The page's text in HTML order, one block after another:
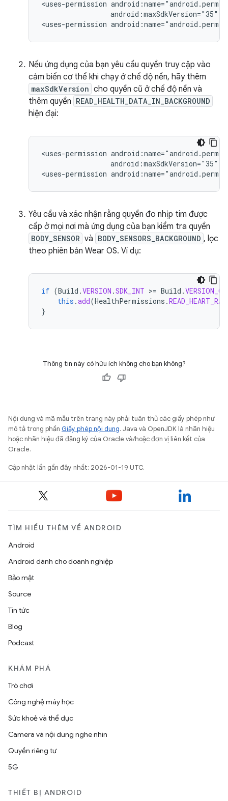
<uses-permission
android:maxSdkVersion="35"
<uses-permission
Nếu ứng dụng của bạn yêu cầu quyền truy cập vào
cảm biến cơ thể khi chạy ở chế độ nền, hãy thêm
maxSdkVersion cho quyền cũ ở chế độ nền và
thêm quyền READ_HEALTH_DATA_IN_BACKGROUND
hiện đại:
<uses-permission
android:maxSdkVersion="35"
<uses-permission
Yêu cầu và xác nhận rằng quyền đo nhịp tim được
cấp ở mọi nơi mà ứng dụng của bạn kiểm tra quyền
BODY_SENSOR và BODY_SENSORS_BACKGROUND , lọc
theo phiên bản Wear OS. Ví dụ:
if (Build .VERSION .SDK_INT >= Build .
this .add(HealthPermissions .
}
Thông tin này có hữu ích không cho bạn không?
Nội dung và mã mẫu trên trang này phải tuân thủ các giấy phép như
mô tả trong phần Giấy phép nội dung. Java và OpenJDK là nhãn hiệu
hoặc nhãn hiệu đã đăng ký của Oracle và/hoặc đơn vị liên kết của
Oracle.
Cập nhật lần gần đây nhất: 2026-01-19 UTC.
TÌM HIỂU THÊM VỀ ANDROID
Android
Android dành cho doanh nghiệp
Bảo mật
Source
Tin tức
Blog
Podcast
KHÁM PHÁ
Trò chơi
Công nghệ máy học
Sức khoẻ và thể dục
Camera và nội dung nghe nhìn
Quyền riêng tư
5G
THIẾT BỊ ANDROID